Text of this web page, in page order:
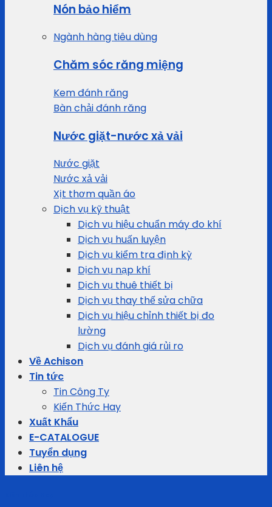
Nón bảo hiểm
Ngành hàng tiêu dùng
Chăm sóc răng miệng
Kem đánh răng
Bàn chải đánh răng
Nước giặt-nước xả vải
Nước giặt
Nước xả vải
Xịt thơm quần áo
Dịch vụ kỹ thuật
Dịch vụ hiệu chuẩn máy đo khí
Dịch vụ huấn luyện
Dịch vụ kiểm tra định kỳ
Dịch vụ nạp khí
Dịch vụ thuê thiết bị
Dịch vụ thay thế sửa chữa
Dịch vụ hiệu chỉnh thiết bị đo
lường
Dịch vụ đánh giá rủi ro
Về Achison
Tin tức
Tin Công Ty
Kiến Thức Hay
Xuất Khẩu
E-CATALOGUE
Tuyển dụng
Liên hệ